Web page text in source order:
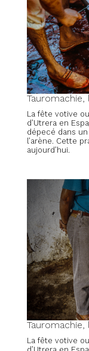
La fête votive
d’Utrera en
dépecé dans
l’arène. Cette
aujourd’hui.
La fête votive